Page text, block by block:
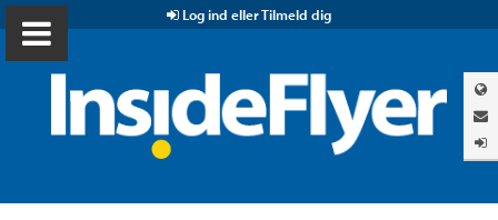
Log ind eller Tilmeld dig